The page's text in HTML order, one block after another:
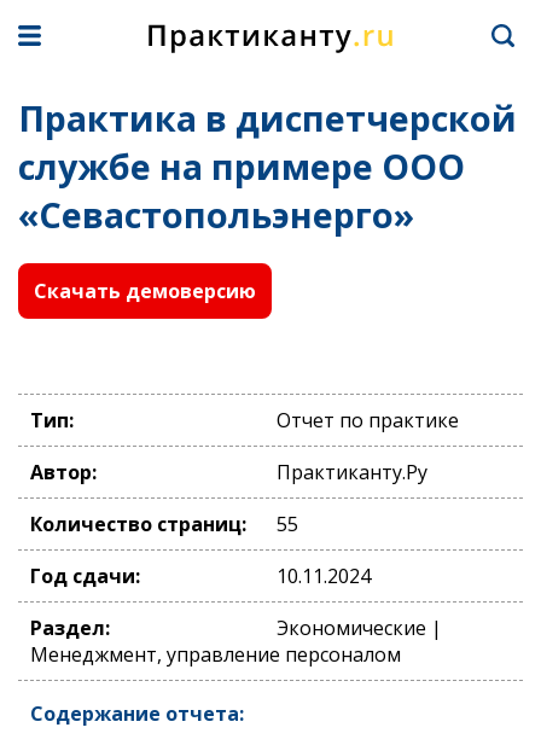
Практика в диспетчерской
службе на примере ООО
«Севастопольэнерго»
Скачать демоверсию
Тип:
Отчет по практике
Автор:
Практиканту.Ру
Количество страниц:
55
Год сдачи:
10.11.2024
Раздел:
Экономические |
Менеджмент, управление персоналом
Содержание отчета: